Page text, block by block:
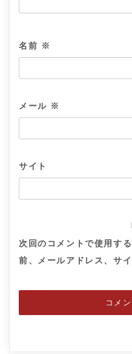
名前 ※
メール ※
サイト
次回のコメントで使用す
前、メールアドレス、サ